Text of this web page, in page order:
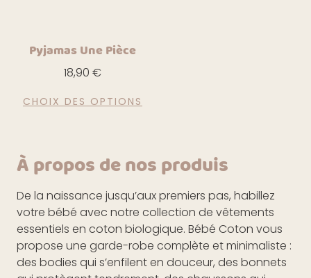
Pyjamas Une Pièce
18,90 €
CHOIX DES OPTIONS
À propos de nos produis
De la naissance jusqu’aux premiers pas, habillez
votre bébé avec notre collection de vêtements
essentiels en coton biologique. Bébé Coton vous
propose une garde-robe complète et minimaliste :
des bodies qui s’enfilent en douceur, des bonnets